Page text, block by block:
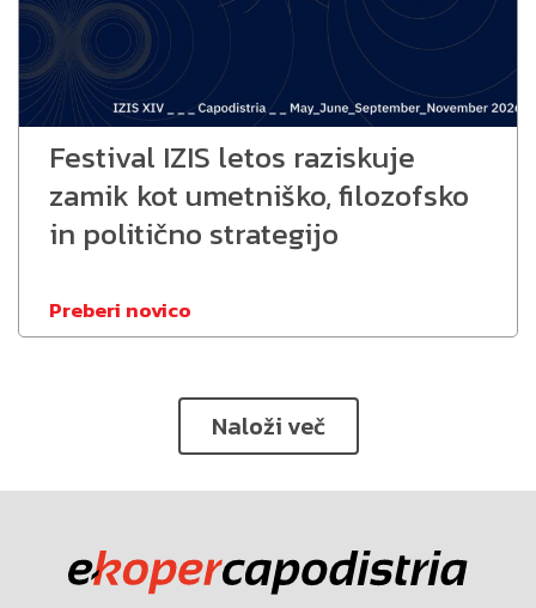
Festival IZIS letos raziskuje
zamik kot umetniško, filozofsko
in politično strategijo
Preberi novico
Naloži več